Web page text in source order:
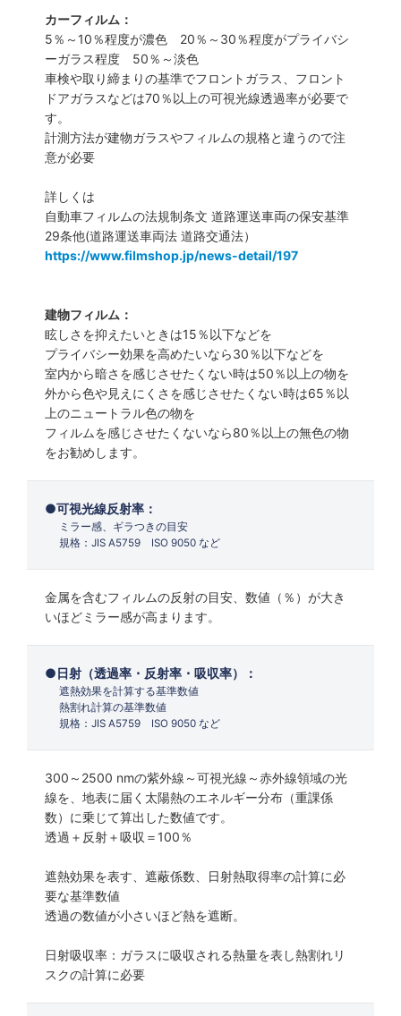
カーフィルム：
5％～10％程度が濃色 20％～30％程度がプライバシ
ーガラス程度 50％～淡色
車検や取り締まりの基準でフロントガラス、フロント
ドアガラスなどは70％以上の可視光線透過率が必要で
す。
計測方法が建物ガラスやフィルムの規格と違うので注
意が必要
詳しくは
自動車フィルムの法規制条文 道路運送車両の保安基準
29条他(道路運送車両法 道路交通法）
https://www.filmshop.jp/news-detail/197
建物フィルム：
眩しさを抑えたいときは15％以下などを
プライバシー効果を高めたいなら30％以下などを
室内から暗さを感じさせたくない時は50％以上の物を
外から色や見えにくさを感じさせたくない時は65％以
上のニュートラル色の物を
フィルムを感じさせたくないなら80％以上の無色の物
をお勧めします。
可視光線反射率：
ミラー感、ギラつきの目安
規格：JIS A5759 ISO 9050 など
金属を含むフィルムの反射の目安、数値（％）が大き
いほどミラー感が高まります。
日射（透過率・反射率・吸収率）：
遮熱効果を計算する基準数値
熱割れ計算の基準数値
規格：JIS A5759 ISO 9050 など
300～2500 nmの紫外線～可視光線～赤外線領域の光
線を、地表に届く太陽熱のエネルギー分布（重課係
数）に乗じて算出した数値です。
透過＋反射＋吸収＝100％
遮熱効果を表す、遮蔽係数、日射熱取得率の計算に必
要な基準数値
透過の数値が小さいほど熱を遮断。
日射吸収率：ガラスに吸収される熱量を表し熱割れリ
スクの計算に必要